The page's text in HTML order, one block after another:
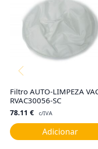
Filtro AUTO-LIMPEZA
RVAC30056-SC
78.11 € c/IVA
Adicionar